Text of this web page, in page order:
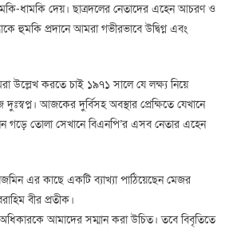
ধামকি দেয়। ছাত্রদলের নেতাদের এহেন আচরণ ও
হুমকি প্রদানে আমরা গভীরভাবে উদ্বিগ্ন এবং
উল্লেখ করতে চাই ১৯৭১ সালে যে লক্ষ্য নিয়ে
আজকের দুর্বিসহ অবস্থার প্রেক্ষিতে যেখানে
গড়ে তোলা সেখানে বিএনপি’র এসব নেতার এহেন
এর কাছে একটি ব্যাখ্যা পাঠিয়েছেন মেজর
বীর প্রতীক।
আমাদের সম্মান করা উচিত। তবে বিবৃতিতে